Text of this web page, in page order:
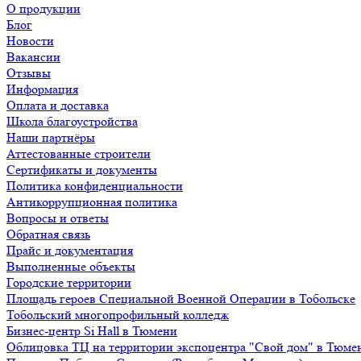
О продукции
Блог
Новости
Вакансии
Отзывы
Информация
Оплата и доставка
Школа благоустройства
Наши партнёры
Аттестованные строители
Сертификаты и документы
Политика конфиденциальности
Антикоррупционная политика
Вопросы и ответы
Обратная связь
Прайс и документация
Выполненные объекты
Городские территории
Площадь героев Специальной Военной Операции в Тобольске
Тобольский многопрофильный колледж
Бизнес-центр Si Hall в Тюмени
Облицовка ТЦ на территории экспоцентра "Свой дом" в